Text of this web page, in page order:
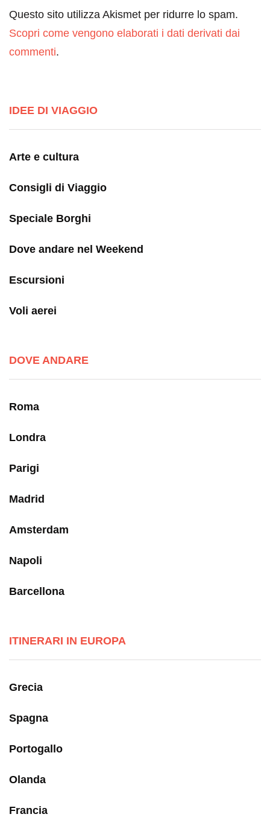
Questo sito utilizza Akismet per ridurre lo spam.
Scopri come vengono elaborati i dati derivati dai
commenti.
IDEE DI VIAGGIO
Arte e cultura
Consigli di Viaggio
Speciale Borghi
Dove andare nel Weekend
Escursioni
Voli aerei
DOVE ANDARE
Roma
Londra
Parigi
Madrid
Amsterdam
Napoli
Barcellona
ITINERARI IN EUROPA
Grecia
Spagna
Portogallo
Olanda
Francia